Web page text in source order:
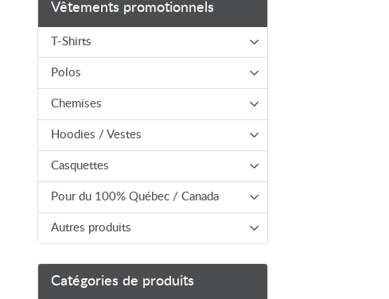
Vêtements promotionnels
T-Shirts
Polos
Chemises
Hoodies / Vestes
Casquettes
Pour du 100% Québec / Canada
Autres produits
Catégories de produits